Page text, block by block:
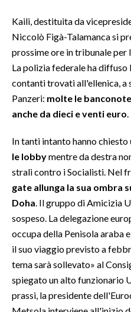
Kaili, destituita da
Niccolò Figà-Talamanca si
prossime ore in tribunale per
La polizia federale ha
contanti trovati all'ellenica, a
Panzeri: molte le
anche da dieci e venti euro
In tanti intanto hanno chiesto
le lobbymentre da destra
strali contro i Socialisti. Nel
gate allunga la sua ombra
Doha . Il gruppo di Amicizia
sospeso. La delegazione
occupa della Penisola araba
il suo viaggio previsto a
tema sarà sollevato» al
spiegato un alto funzionario
prassi, la presidente